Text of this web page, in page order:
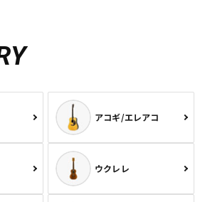
アコギ/エレアコ
ウクレレ